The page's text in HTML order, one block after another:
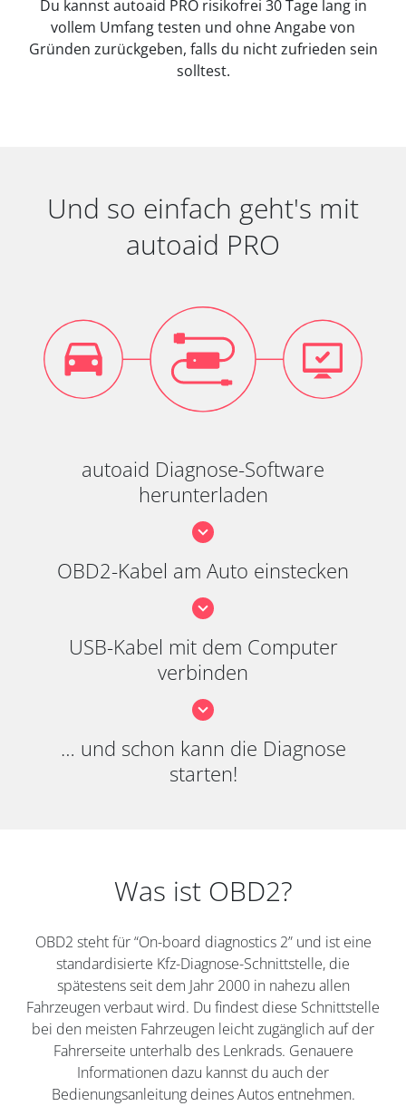
Du kannst autoaid PRO risikofrei 30 Tage lang in
vollem Umfang testen und ohne Angabe von
Gründen zurückgeben, falls du nicht zufrieden sein
solltest.
Und so einfach geht's mit
autoaid PRO
autoaid Diagnose-Software
herunterladen
OBD2-Kabel am Auto einstecken
USB-Kabel mit dem Computer
verbinden
… und schon kann die Diagnose
starten!
Was ist OBD2?
OBD2 steht für “On-board diagnostics 2” und ist eine
standardisierte Kfz-Diagnose-Schnittstelle, die
spätestens seit dem Jahr 2000 in nahezu allen
Fahrzeugen verbaut wird. Du findest diese Schnittstelle
bei den meisten Fahrzeugen leicht zugänglich auf der
Fahrerseite unterhalb des Lenkrads. Genauere
Informationen dazu kannst du auch der
Bedienungsanleitung deines Autos entnehmen.